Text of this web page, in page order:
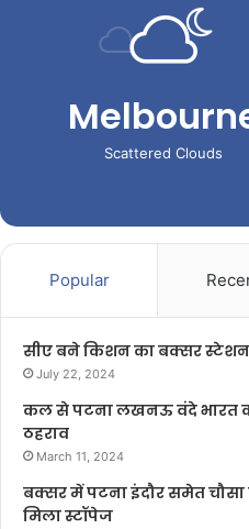
Scattered Clouds
Popular
सीए बने किशन का बक्सर
July 22, 2024
कल से पटना लखनऊ वंदे भारत
ठहराव
March 11, 2024
बक्सर में पटना इंदौर समेत
मिला स्टॉपेज